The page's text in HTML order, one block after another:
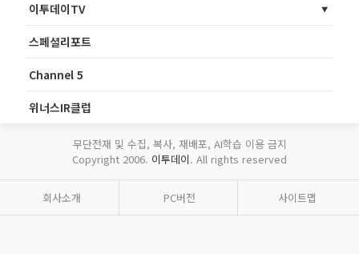
이투데이TV
스페셜리포트
Channel 5
위너스IR클럽
무단전재 및 수집, 복사, 재배포, AI학습 이용 금지
Copyright 2006. 이투데이. All rights reserved
회사소개 PC버전 사이트맵